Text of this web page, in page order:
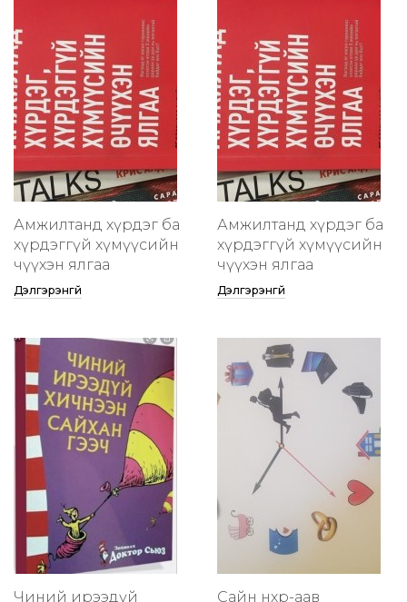
Амжилтанд хүрдэг ба
хүрдэггүй хүмүүсийн
өчүүхэн ялгаа
Дэлгэрэнгүй
Амжилтанд хүрдэг ба
хүрдэггүй хүмүүсийн
өчүүхэн ялгаа
Дэлгэрэнгүй
Чиний ирээдүй
Сайн нөхөр-аав